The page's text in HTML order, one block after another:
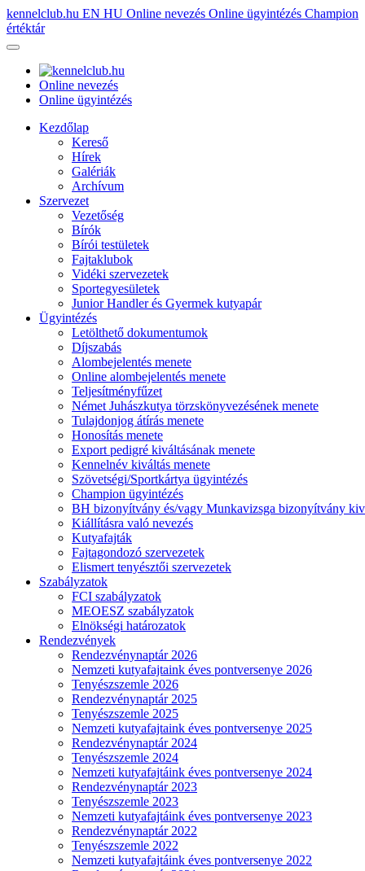
kennelclub.hu EN HU Online nevezés Online ügyintézés Champion
értéktár
Online nevezés
Online ügyintézés
Kezdőlap
Kereső
Hírek
Galériák
Archívum
Szervezet
Vezetőség
Bírók
Bírói testületek
Fajtaklubok
Vidéki szervezetek
Sportegyesületek
Junior Handler és Gyermek kutyapár
Ügyintézés
Letölthető dokumentumok
Díjszabás
Alombejelentés menete
Online alombejelentés menete
Teljesítményfűzet
Német Juhászkutya törzskönyvezésének menete
Tulajdonjog átírás menete
Honosítás menete
Export pedigré kiváltásának menete
Kennelnév kiváltás menete
Szövetségi/Sportkártya ügyintézés
Champion ügyintézés
BH bizonyítvány és/vagy Munkavizsga bizonyítvány
Kiállításra való nevezés
Kutyafajták
Fajtagondozó szervezetek
Elismert tenyésztői szervezetek
Szabályzatok
FCI szabályzatok
MEOESZ szabályzatok
Elnökségi határozatok
Rendezvények
Rendezvénynaptár 2026
Nemzeti kutyafajtaink éves pontversenye 2026
Tenyészszemle 2026
Rendezvénynaptár 2025
Tenyészszemle 2025
Nemzeti kutyafajtaink éves pontversenye 2025
Rendezvénynaptár 2024
Tenyészszemle 2024
Nemzeti kutyafajtáink éves pontversenye 2024
Rendezvénynaptár 2023
Tenyészszemle 2023
Nemzeti kutyafajtáink éves pontversenye 2023
Rendezvénynaptár 2022
Tenyészszemle 2022
Nemzeti kutyafajtáink éves pontversenye 2022